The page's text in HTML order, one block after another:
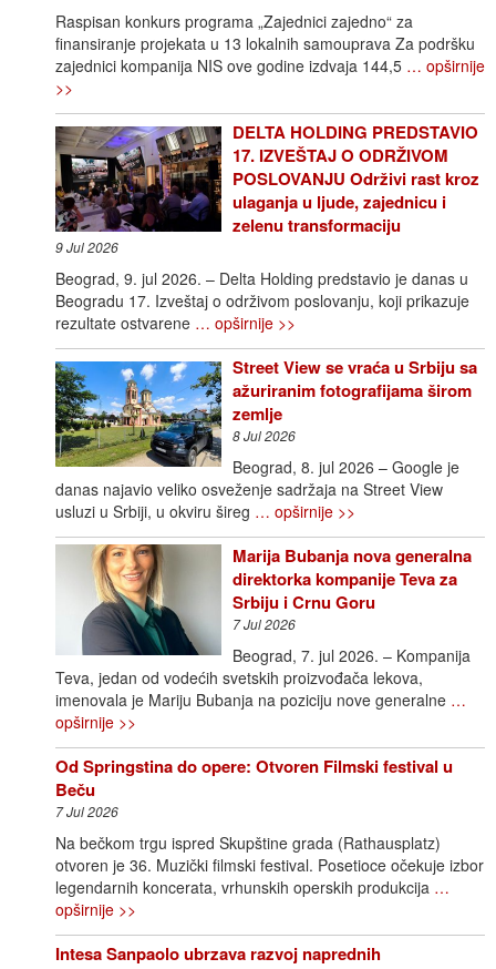
Raspisan konkurs programa „Zajednici zajedno“ za
finansiranje projekata u 13 lokalnih samouprava Za podršku
zajednici kompanija NIS ove godine izdvaja 144,5 … opširnije
>>
DELTA HOLDING PREDSTAVIO
17. IZVEŠTAJ O ODRŽIVOM
POSLOVANJU Održivi rast kroz
ulaganja u ljude, zajednicu i
zelenu transformaciju
9 Jul 2026
Beograd, 9. jul 2026. – Delta Holding predstavio je danas u
Beogradu 17. Izveštaj o održivom poslovanju, koji prikazuje
rezultate ostvarene … opširnije >>
Street View se vraća u Srbiju sa
ažuriranim fotografijama širom
zemlje
8 Jul 2026
Beograd, 8. jul 2026 – Google je
danas najavio veliko osveženje sadržaja na Street View
usluzi u Srbiji, u okviru šireg … opširnije >>
Marija Bubanja nova generalna
direktorka kompanije Teva za
Srbiju i Crnu Goru
7 Jul 2026
Beograd, 7. jul 2026. – Kompanija
Teva, jedan od vodećih svetskih proizvođača lekova,
imenovala je Mariju Bubanja na poziciju nove generalne …
opširnije >>
Od Springstina do opere: Otvoren Filmski festival u
Beču
7 Jul 2026
Na bečkom trgu ispred Skupštine grada (Rathausplatz)
otvoren je 36. Muzički filmski festival. Posetioce očekuje izbor
legendarnih koncerata, vrhunskih operskih produkcija …
opširnije >>
Intesa Sanpaolo ubrzava razvoj naprednih